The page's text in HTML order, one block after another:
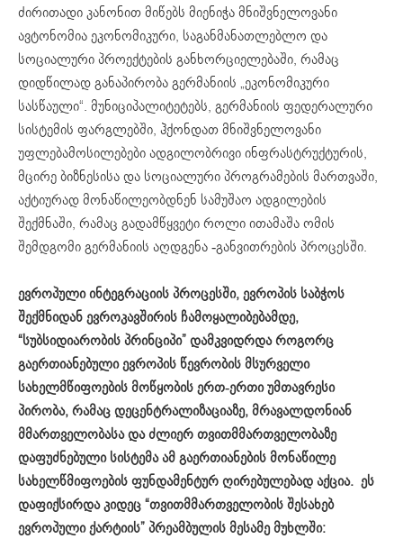
ძირითადი კანონით მიწებს მიენიჭა მნიშვნელოვანი
ავტონომია ეკონომიკური, საგანმანათლებლო და
სოციალური პროექტების განხორციელებაში, რამაც
დიდწილად განაპირობა გერმანიის „ეკონომიკური
სასწაული“. მუნიციპალიტეტებს, გერმანიის ფედერალური
სისტემის ფარგლებში, ჰქონდათ მნიშვნელოვანი
უფლებამოსილებები ადგილობრივი ინფრასტრუქტურის,
მცირე ბიზნესისა და სოციალური პროგრამების მართვაში,
აქტიურად მონაწილეობდნენ სამუშაო ადგილების
შექმნაში, რამაც გადამწყვეტი როლი ითამაშა ომის
შემდგომი გერმანიის აღდგენა -განვითრების პროცესში.
ევროპულიინტეგრაციის პროცესში, ევროპის საბჭოს
შექმნიდან ევროკავშირის ჩამოყალიბებამდე,
“სუბსიდიარობის პრინციპი” დამკვიდრდა როგორც
გაერთიანებული ევროპის წევრობის მსურველი
სახელმწიფოების მოწყობის ერთ-ერთი უმთავრესი
პირობა, რამაც დეცენტრალიზაციაზე, მრავალდონიან
მმართველობასა და ძლიერ თვითმმართველობაზე
დაფუძნებული სისტემა ამ გაერთიანების მონაწილე
სახელწმიფოების ფუნდამენტურ ღირებულებად აქცია. ეს
დაფიქსირდა კიდეც “თვითმმართველობის შესახებ
ევროპული ქარტიის” პრეამბულის მესამე მუხლში: